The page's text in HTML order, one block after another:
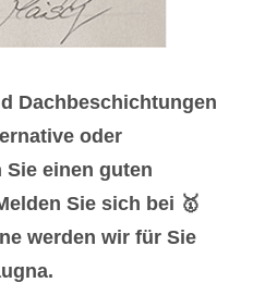
Dachbeschichtungen
oder
Sie einen guten
Sie sich bei 🥇
werden wir für Sie